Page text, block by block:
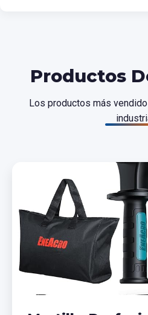
Productos
Los productos más